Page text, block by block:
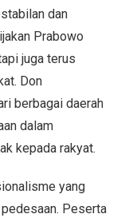
dan
Prabowo
juga terus
Don
berbagai daerah
dalam
kepada rakyat.
yang
Peserta